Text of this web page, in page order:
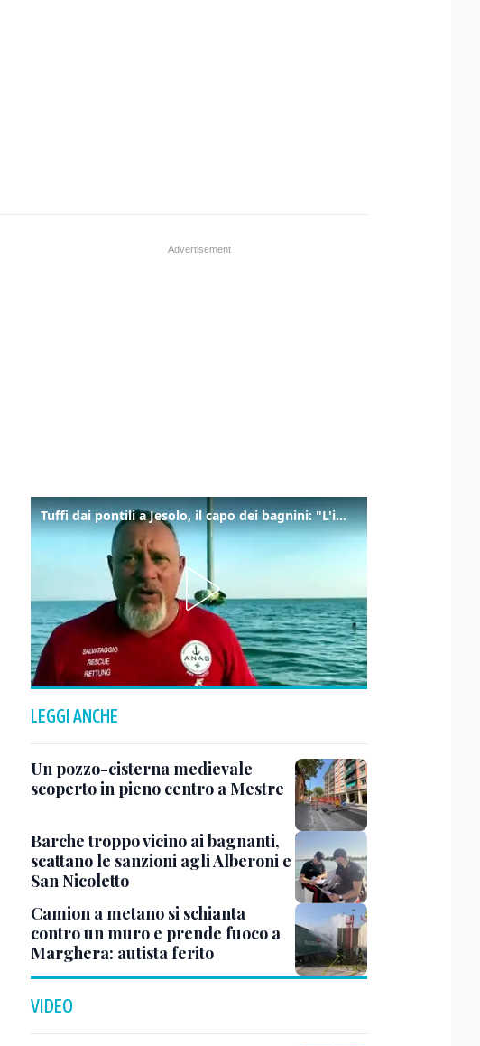
Tuffi dai pontili a Jesolo, il capo dei bagnini: "L'impegno di tutti per evitare altre tragedie"
LEGGI ANCHE
Un pozzo-cisterna medievale
scoperto in pieno centro a Mestre
Barche troppo vicino ai bagnanti,
scattano le sanzioni agli Alberoni e
San Nicoletto
Camion a metano si schianta
contro un muro e prende fuoco a
Marghera: autista ferito
VIDEO